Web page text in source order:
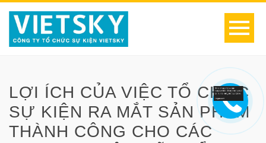
LỢI ÍCH CỦA VIỆC TỔ CHỨC
SỰ KIỆN RA MẮT SẢN PHẨM
THÀNH CÔNG CHO CÁC